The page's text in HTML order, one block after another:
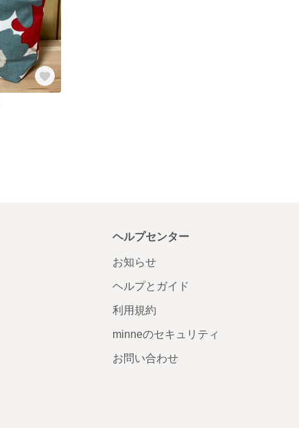
ヘルプセンター
お知らせ
ヘルプとガイド
利用規約
minneのセキュリティ
お問い合わせ